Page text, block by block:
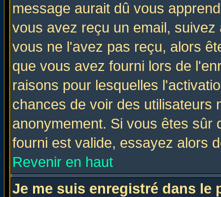
message aurait dû vous
vous avez reçu un email,
vous ne l'avez pas reçu, alors
que vous avez fourni lors de
raisons pour lesquelles
chances de voir des utilisateurs
anonymement. Si vous êtes sûr
fourni est valide, essayez alors
Revenir en haut
Je me suis enregistré dans le